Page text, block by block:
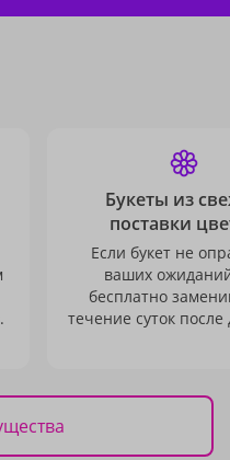
Букеты из
поставки
Если букет не
ваших
бесплатно
течение суток после